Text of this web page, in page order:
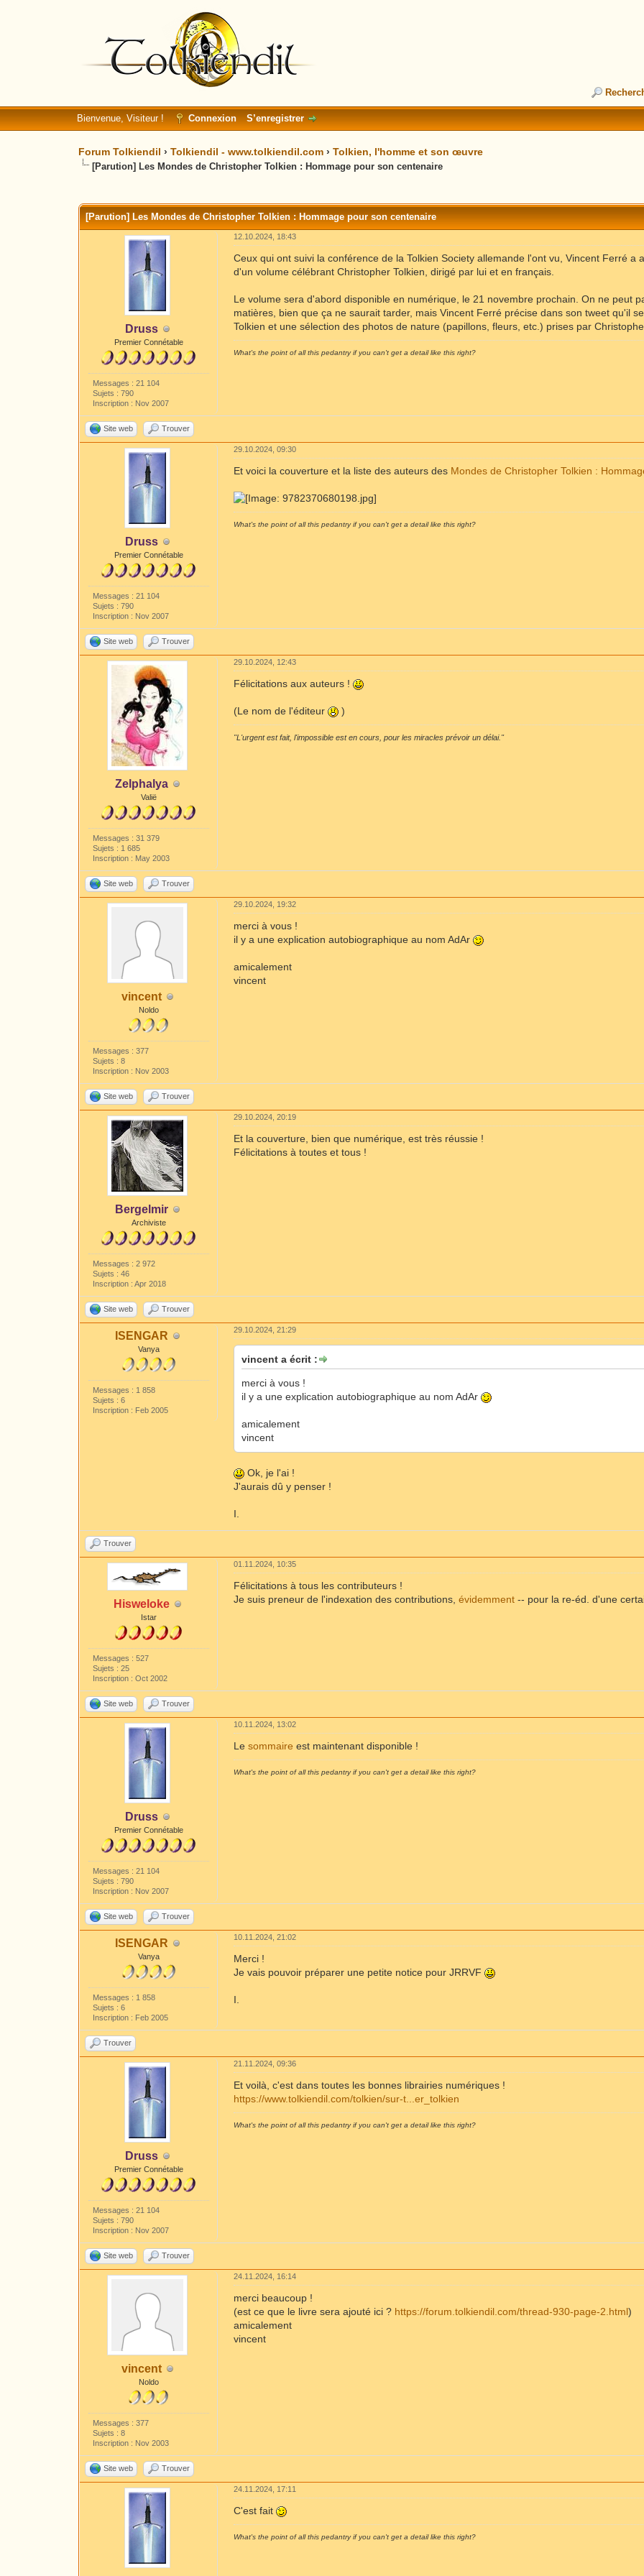
Bienvenue, Visiteur ! Connexion S’enregistrer
Forum Tolkiendil ›Tolkiendil - www.tolkiendil.com ›Tolkien, l'homme et son œuvre
[Parution] Les Mondes de Christopher Tolkien : Hommage pour son centenaire
[Parution] Les Mondes de Christopher Tolkien : Hommage pour son centenaire
Druss
Premier Connétable
Messages : 21 104
Sujets : 790
Inscription : Nov 2007
12.10.2024, 18:43
Ceux qui ont suivi la conférence de la Tolkien Society allemande l'ont vu, Vincent Ferré a
d'un volume célébrant Christopher Tolkien, dirigé par lui et en français.
Le volume sera d'abord disponible en numérique, le 21 novembre prochain. On ne peut
matières, bien que ça ne saurait tarder, mais Vincent Ferré précise dans son tweet qu'il
Tolkien et une sélection des photos de nature (papillons, fleurs, etc.) prises par
What's the point of all this pedantry if you can't get a detail like this right?
Site web Trouver
Druss
Premier Connétable
Messages : 21 104
Sujets : 790
Inscription : Nov 2007
29.10.2024, 09:30
Et voici la couverture et la liste des auteurs des Mondes de Christopher Tolkien :
What's the point of all this pedantry if you can't get a detail like this right?
Site web Trouver
Zelphalya
Valië
Messages : 31 379
Sujets : 1 685
Inscription : May 2003
29.10.2024, 12:43
Félicitations aux auteurs !
(Le nom de l'éditeur )
"L'urgent est fait, l'impossible est en cours, pour les miracles prévoir un délai."
Site web Trouver
vincent
Noldo
Messages : 377
Sujets : 8
Inscription : Nov 2003
29.10.2024, 19:32
merci à vous !
il y a une explication autobiographique au nom AdAr
amicalement
vincent
Site web Trouver
Bergelmir
Archiviste
Messages : 2 972
Sujets : 46
Inscription : Apr 2018
29.10.2024, 20:19
Et la couverture, bien que numérique, est très réussie !
Félicitations à toutes et tous !
Site web Trouver
ISENGAR
Vanya
Messages : 1 858
Sujets : 6
Inscription : Feb 2005
29.10.2024, 21:29
vincent a écrit :
merci à vous !
il y a une explication autobiographique au nom AdAr
amicalement
vincent
Ok, je l'ai !
J'aurais dû y penser !
I.
Trouver
Hisweloke
Istar
Messages : 527
Sujets : 25
Inscription : Oct 2002
01.11.2024, 10:35
Félicitations à tous les contributeurs !
Je suis preneur de l'indexation des contributions,évidemment -- pour la re-éd. d'une
Site web Trouver
Druss
Premier Connétable
Messages : 21 104
Sujets : 790
Inscription : Nov 2007
10.11.2024, 13:02
Lesommaire est maintenant disponible !
What's the point of all this pedantry if you can't get a detail like this right?
Site web Trouver
ISENGAR
Vanya
Messages : 1 858
Sujets : 6
Inscription : Feb 2005
10.11.2024, 21:02
Merci !
Je vais pouvoir préparer une petite notice pour JRRVF
I.
Trouver
Druss
Premier Connétable
Messages : 21 104
Sujets : 790
Inscription : Nov 2007
21.11.2024, 09:36
Et voilà, c'est dans toutes les bonnes librairies numériques !
https://www.tolkiendil.com/tolkien/sur-t...er_tolkien
What's the point of all this pedantry if you can't get a detail like this right?
Site web Trouver
vincent
Noldo
Messages : 377
Sujets : 8
Inscription : Nov 2003
24.11.2024, 16:14
merci beaucoup !
(est ce que le livre sera ajouté ici ? https://forum.tolkiendil.com/thread-930-page-2.html)
amicalement
vincent
Site web Trouver
24.11.2024, 17:11
C'est fait
What's the point of all this pedantry if you can't get a detail like this right?